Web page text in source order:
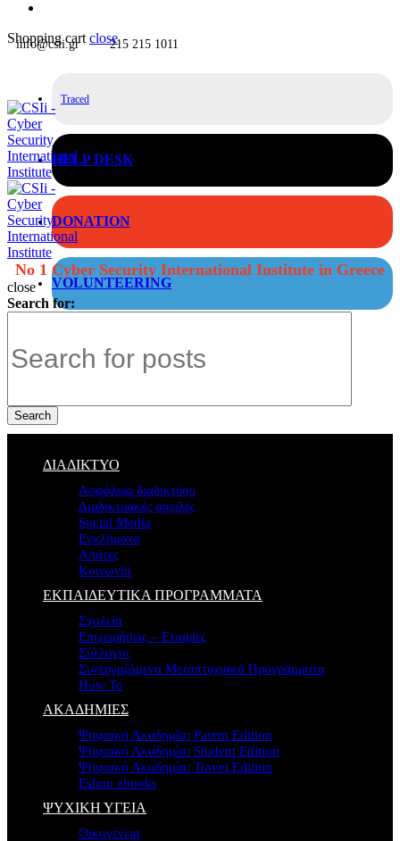
Shopping cart close
info@csii.gr 215 215 1011
Traced
HELP DESK
DONATION
VOLUNTEERING
No 1 Cyber Security International Institute in Greece
close
Search for:
Search
ΔΙΑΔΙΚΤΥΟ
Ασφάλεια διαδικτύου
Διαδικτυακές απειλές
Social Media
Εγκλήματα
Απάτες
Κοινωνία
ΕΚΠΑΙΔΕΥΤΙΚΑ ΠΡΟΓΡΑΜΜΑΤΑ
Σχολεία
Επιχειρήσεις – Εταιρίες
Σύλλογοι
Συνεργαζόμενα Μεταπτυχιακά Προγράμματα
How To
ΑΚΑΔΗΜΙΕΣ
Ψηφιακή Ακαδημία: Parent Edition
Ψηφιακή Ακαδημία: Student Edition
Ψηφιακή Ακαδημία: Travel Edition
Eshop ebooks
ΨΥΧΙΚΗ ΥΓΕΙΑ
Οικογένεια